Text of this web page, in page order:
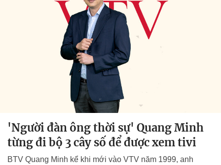
'Người đàn ông thời sự' Quang Minh
từng đi bộ 3 cây số để được xem tivi
BTV Quang Minh kể khi mới vào VTV năm 1999, anh